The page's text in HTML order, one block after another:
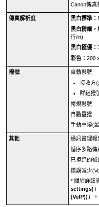
Canon傳真
傳真解析度 黑白標準：
黑白精細，
行/in)
黑白極優：
彩色： 200
撥號
自動撥號
接收方(
群組撥
常規撥號
自動重撥
手動重撥(
其他
通訊管理報
循序多路傳
已拒絕的
錯誤減少
* 關於詳細
settings)
(VoIP)) 」。